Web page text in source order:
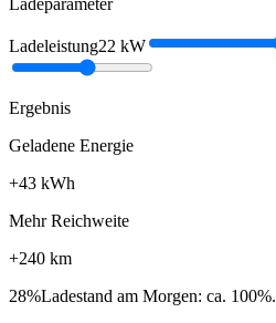
Ladeparameter
Ladeleistung22 kW
Ergebnis
Geladene Energie
+43 kWh
Mehr Reichweite
+240 km
28%Ladestand am Morgen: ca. 100%.